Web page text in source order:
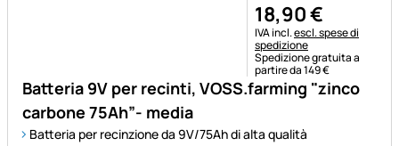
Batteria 9V per recinti, VOSS.farming "zinco
carbone 75Ah”- media
Batteria per recinzione da 9V/75Ah di alta qualità
18,90€
Informazioni fiscali:
IVA incl.escl. spese di
spedizione
Spedizione gratuita a
partire da 149 €